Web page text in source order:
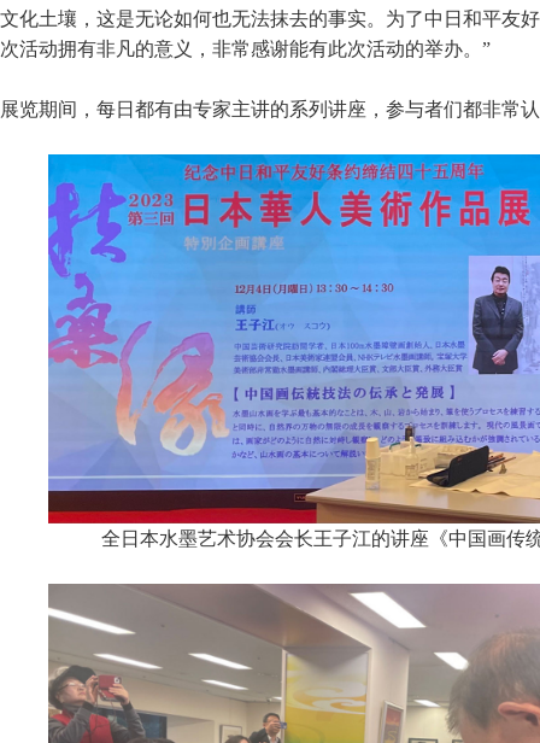
文化土壤，这是无论如何也无法抹去的事实。为了中日和平友
次活动拥有非凡的意义，非常感谢能有此次活动的举办。”
展览期间，每日都有由专家主讲的系列讲座，参与者们都非常
全日本水墨艺术协会会长王子江的讲座《中国画传